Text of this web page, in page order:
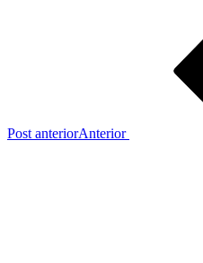
Post anteriorAnterior